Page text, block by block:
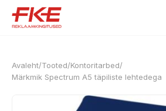
Avaleht/Tooted/Kontoritarbed/
Märkmik Spectrum A5 täpiliste lehtedega